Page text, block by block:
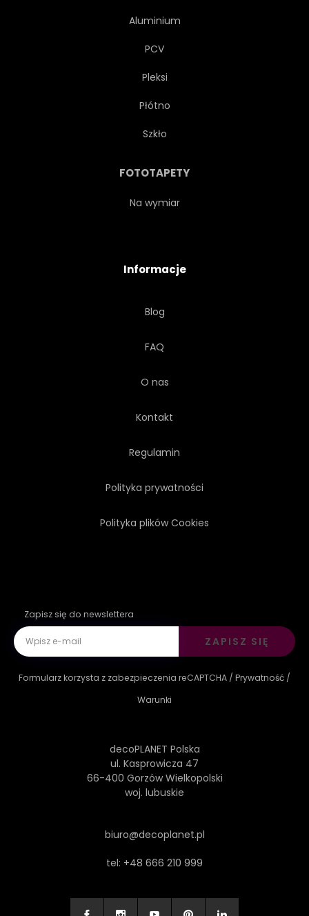
Aluminium
PCV
Pleksi
Płótno
Szkło
FOTOTAPETY
Na wymiar
Informacje
Blog
FAQ
O nas
Kontakt
Regulamin
Polityka prywatności
Polityka plików Cookies
Zapisz się do newslettera
ZAPISZ SIĘ
Formularz korzysta z zabezpieczenia reCAPTCHA / Prywatność /
Warunki
decoPLANET Polska
ul. Kasprowicza 47
66-400 Gorzów Wielkopolski
woj. lubuskie
biuro@decoplanet.pl
tel: +48 666 210 999